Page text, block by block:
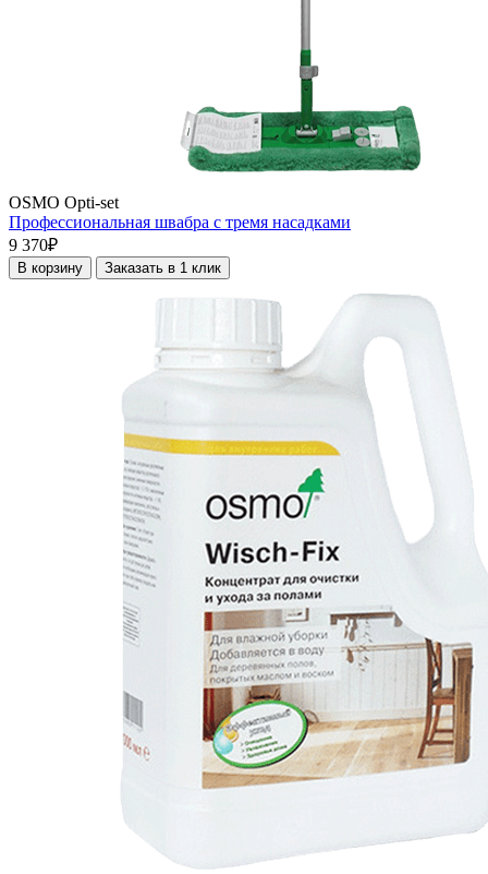
OSMO Opti-set
Профессиональная швабра с тремя насадками
9 370₽
В корзину Заказать в 1 клик